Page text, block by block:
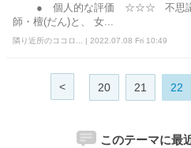
● 個人的な評価 ☆☆☆ 不思議な
師・檀(だん)と、 女...
隣り近所のココロ... | 2022.07.08 Fri 10:49
< 20 21 22
このテーマに最